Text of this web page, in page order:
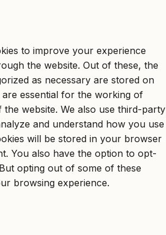
to improve your experience
the website. Out of these, the
as necessary are stored on
essential for the working of
the website. We also use third-party
and understand how you use
will be stored in your browser
You also have the option to opt-
opting out of some of these
browsing experience.